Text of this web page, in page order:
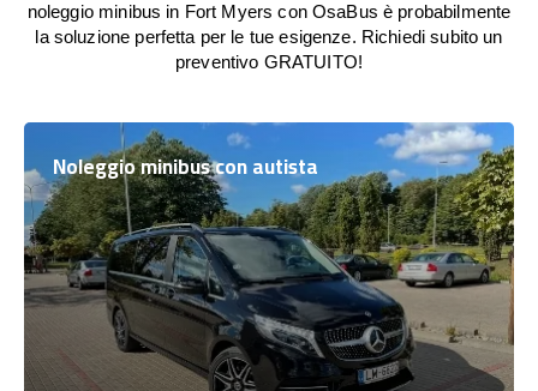
noleggio minibus in Fort Myers con OsaBus è probabilmente
la soluzione perfetta per le tue esigenze. Richiedi subito un
preventivo GRATUITO!
Noleggio minibus con autista